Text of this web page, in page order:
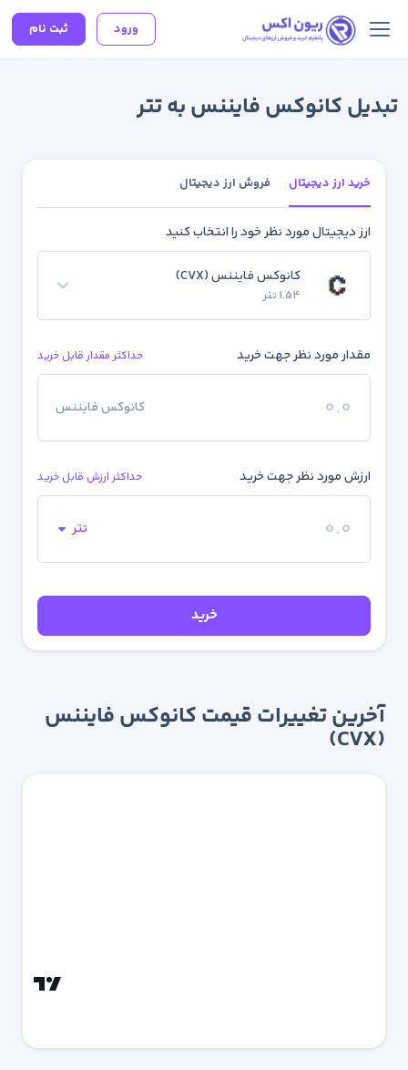
ورود ثبت نام
تبدیل کانوکس فایننس به تتر
خرید ارز دیجیتال فروش ارز دیجیتال
ارز دیجیتال مورد نظر خود را انتخاب کنید
کانوکس فایننس (CVX)
1.54 تتر
مقدار مورد نظر جهت خرید حداکثر مقدار قابل خرید
کانوکس فایننس
ارزش مورد نظر جهت خرید حداکثر ارزش قابل خرید
تتر
خرید
آخرین تغییرات قیمت کانوکس فایننس
(CVX)